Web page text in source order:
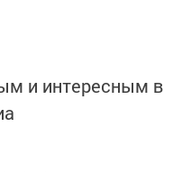
и интересным в